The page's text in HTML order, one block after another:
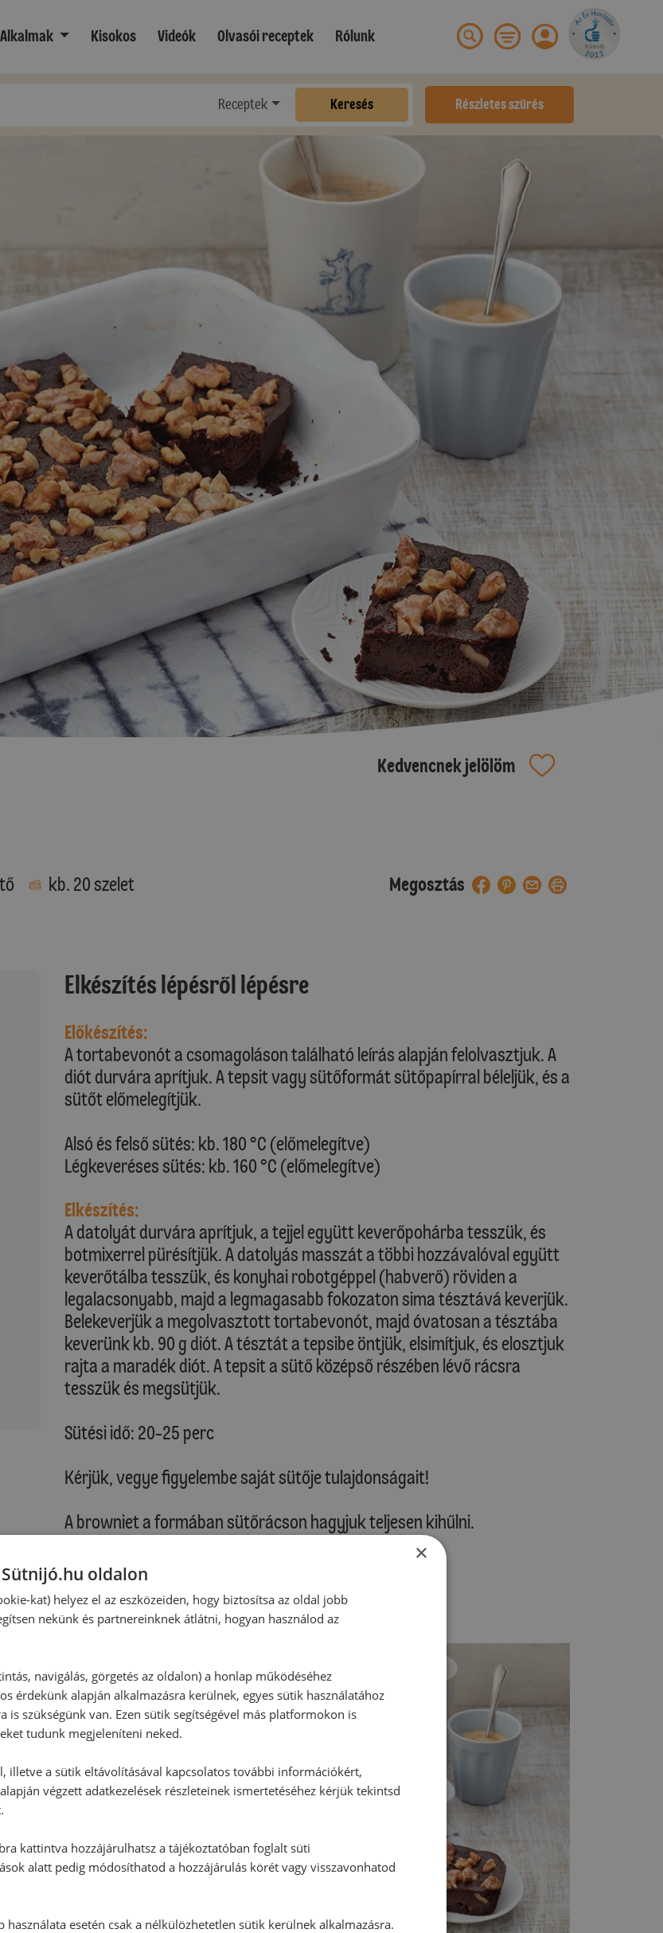
Alkalmak Kisokos Videók Olvasói receptek Rólunk
Receptek Keresés Részletes szűrés
Kedvencnek jelölöm
kb. 20 szelet Megosztás
Elkészítés lépésről lépésre
Előkészítés:
A tortabevonót a csomagoláson található leírás alapján felolvasztjuk. A
diót durvára aprítjuk. A tepsit vagy sütőformát sütőpapírral béleljük, és a
sütőt előmelegítjük.
Alsó és felső sütés: kb. 180 °C (előmelegítve)
Légkeveréses sütés: kb. 160 °C (előmelegítve)
Elkészítés:
A datolyát durvára aprítjuk, a tejjel együtt keverőpohárba tesszük, és
botmixerrel pürésítjük. A datolyás masszát a többi hozzávalóval együtt
keverőtálba tesszük, és konyhai robotgéppel (habverő) röviden a
legalacsonyabb, majd a legmagasabb fokozaton sima tésztává keverjük.
Belekeverjük a megolvasztott tortabevonót, majd óvatosan a tésztába
keverünk kb. 90 g diót. A tésztát a tepsibe öntjük, elsimítjuk, és elosztjuk
rajta a maradék diót. A tepsit a sütő középső részében lévő rácsra
tesszük és megsütjük.
Sütési idő: 20-25 perc
Kérjük, vegye figyelembe saját sütője tulajdonságait!
A browniet a formában sütőrácson hagyjuk teljesen kihűlni.
Tippek:
A browniet előző nap is elkészíthetjük.
A brownie fagyasztható.
×
oldalon
kat) helyez el az eszközeiden, hogy biztosítsa az oldal jobb
nekünk és partnereinknek átlátni, hogyan használod az
navigálás, görgetés az oldalon) a honlap működéséhez
érdekünk alapján alkalmazásra kerülnek, egyes sütik használatához
is szükségünk van. Ezen sütik segítségével más platformokon is
tudunk megjeleníteni neked.
illetve a sütik eltávolításával kapcsolatos további információkért,
végzett adatkezelések részleteinek ismertetéséhez kérjük tekintsd
kattintva hozzájárulhatsz a tájékoztatóban foglalt süti
alatt pedig módosíthatod a hozzájárulás körét vagy visszavonhatod
használata esetén csak a nélkülözhetetlen sütik kerülnek alkalmazásra.